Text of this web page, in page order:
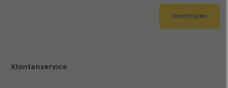
Inschrijven
Klantenservice